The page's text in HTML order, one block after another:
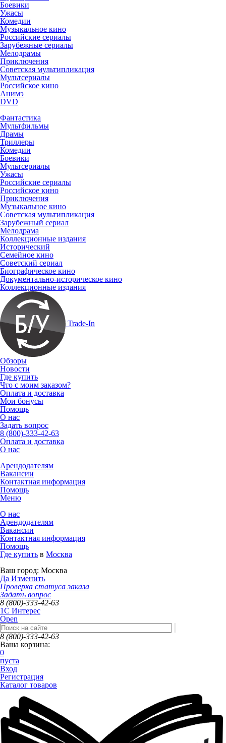
Боевики
Ужасы
Комедии
Музыкальное кино
Российские сериалы
Зарубежные сериалы
Мелодрамы
Приключения
Советская мультипликация
Мультсериалы
Российское кино
Анимэ
DVD
Фантастика
Мультфильмы
Драмы
Триллеры
Комедии
Боевики
Мультсериалы
Ужасы
Российские сериалы
Российское кино
Приключения
Музыкальное кино
Советская мультипликация
Зарубежный сериал
Мелодрама
Коллекционные издания
Исторический
Семейное кино
Советский сериал
Биографическое кино
Документально-историческое кино
Коллекционные издания
Trade-In
Обзоры
Новости
Где купить
Что с моим заказом?
Оплата и доставка
Мои бонусы
Помощь
О нас
Задать вопрос
8 (800)-333-42-63
Оплата и доставка
О нас
Арендодателям
Вакансии
Контактная информация
Помощь
Меню
О нас
Арендодателям
Вакансии
Контактная информация
Помощь
Где купить в Москва
Ваш город: Москва
Да Изменить
Проверка статуса заказа
Задать вопрос
8 (800)-333-42-63
1C Интерес
Open
8 (800)-333-42-63
Ваша корзина:
0
пуста
Вход
Регистрация
Каталог товаров